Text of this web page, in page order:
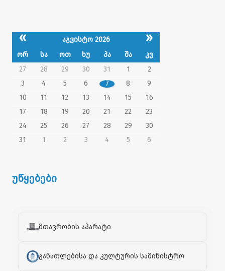
« აგვისტო 2026 »
ორ სა ოთ ხუ პა შა
კვ
27
28 29 30 31 1
2
3
4 5 6 7 8
9
10
11 12 13 14 15
16
17
18 19 20 21 22
23
24
25 26 27 28 29
30
31
1 2 3 4 5 6
უწყებები
მთავრობის აპარატი
განათლებისა და კულტურის სამინისტრო